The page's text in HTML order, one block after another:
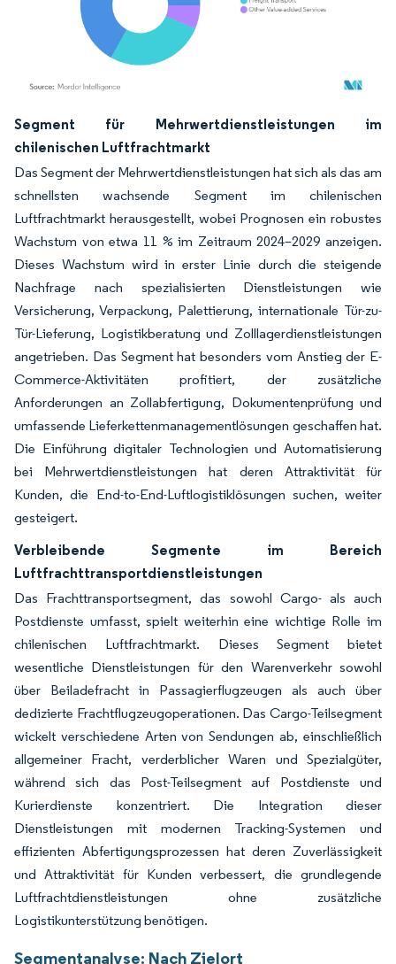
Bild © Mordor Intelligence. Wiederverwendung erfordert Namensnennung gemäß
Segment für Mehrwertdienstleistungen im
chilenischen Luftfrachtmarkt
Das Segment der Mehrwertdienstleistungen hat sich als das am
schnellsten wachsende Segment im chilenischen
Luftfrachtmarkt herausgestellt, wobei Prognosen ein robustes
Wachstum von etwa 11 % im Zeitraum 2024–2029 anzeigen.
Dieses Wachstum wird in erster Linie durch die steigende
Nachfrage nach spezialisierten Dienstleistungen wie
Versicherung, Verpackung, Palettierung, internationale Tür-zu-
Tür-Lieferung, Logistikberatung und Zolllagerdienstleistungen
angetrieben. Das Segment hat besonders vom Anstieg der E-
Commerce-Aktivitäten profitiert, der zusätzliche
Anforderungen an Zollabfertigung, Dokumentenprüfung und
umfassende Lieferkettenmanagementlösungen geschaffen hat.
Die Einführung digitaler Technologien und Automatisierung
bei Mehrwertdienstleistungen hat deren Attraktivität für
Kunden, die End-to-End-Luftlogistiklösungen suchen, weiter
gesteigert.
Verbleibende Segmente im Bereich
Luftfrachttransportdienstleistungen
Das Frachttransportsegment, das sowohl Cargo- als auch
Postdienste umfasst, spielt weiterhin eine wichtige Rolle im
chilenischen Luftfrachtmarkt. Dieses Segment bietet
wesentliche Dienstleistungen für den Warenverkehr sowohl
über Beiladefracht in Passagierflugzeugen als auch über
dedizierte Frachtflugzeugoperationen. Das Cargo-Teilsegment
wickelt verschiedene Arten von Sendungen ab, einschließlich
allgemeiner Fracht, verderblicher Waren und Spezialgüter,
während sich das Post-Teilsegment auf Postdienste und
Kurierdienste konzentriert. Die Integration dieser
Dienstleistungen mit modernen Tracking-Systemen und
effizienten Abfertigungsprozessen hat deren Zuverlässigkeit
und Attraktivität für Kunden verbessert, die grundlegende
Luftfrachtdienstleistungen ohne zusätzliche
Logistikunterstützung benötigen.
Segmentanalyse: Nach Zielort